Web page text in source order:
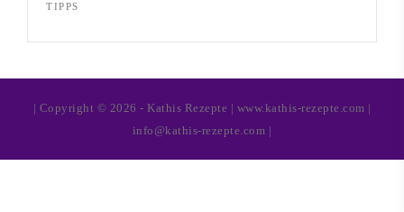
TIPPS
| Copyright © 2026 - Kathis Rezepte | www.kathis-rezepte.com |
info@kathis-rezepte.com |